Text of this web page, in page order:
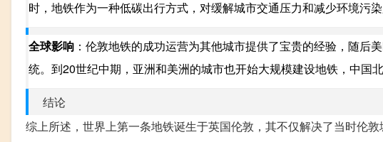
时，地铁作为一种低碳出行方式，对缓解城市交通压力和减少环境污染
全球影响 ：伦敦地铁的成功运营为其他城市提供了宝贵的经验，随
统。到20世纪中期，亚洲和美洲的城市也开始大规模建设地铁，中国
结论
综上所述，世界上第一条地铁诞生于英国伦敦，其不仅解决了当时伦